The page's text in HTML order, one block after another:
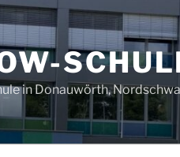
in Donauwörth,